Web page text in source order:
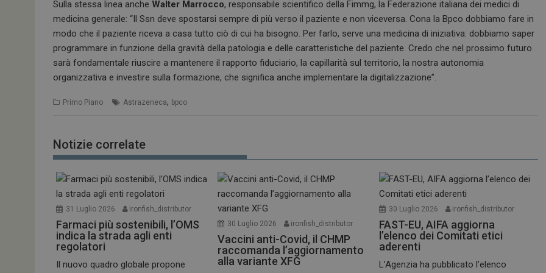
Sulla stessa linea anche Walter Marrocco, responsabile scientifico della Fimmg, la Federazione italiana dei medici di
medicina generale: “Il Ssn deve spostarsi sempre di più verso il paziente e non viceversa. Cona la Bpco dobbiamo fare in
modo che il paziente riceva a casa tutto ciò di cui ha bisogno. Per farlo, serve una medicina di iniziativa: dobbiamo saper
programmare in funzione della gravità della patologia e delle caratteristiche del paziente. Credo che nel prossimo futuro
sarà fondamentale riuscire a mantenere il rapporto fiduciario, la capillarità sul territorio, la nostra autonomia
organizzativa e investire sulla formazione, che significa anche implementare la digitalizzazione”.
Primo Piano Astrazeneca, bpco
Notizie correlate
31 Luglio 2026 ironfish_distributor
Farmaci più sostenibili, l’OMS
indica la strada agli enti
regolatori
Il nuovo quadro globale propone
30 Luglio 2026 ironfish_distributor
Vaccini anti-Covid, il CHMP
raccomanda l’aggiornamento
alla variante XFG
30 Luglio 2026 ironfish_distributor
FAST-EU, AIFA aggiorna
l’elenco dei Comitati etici
aderenti
L’Agenzia ha pubblicato l’elenco
navigazione del visitatore siano
stesso server nel cluster.
PHPSESSID
PHP.net
www.dailyhealthindustry.it
Sessione
Cookie generato da applicazioni
mantenere le variabili di sessione
un numero generato in modo
viene utilizzato può essere specifico
buon esempio è mantenere uno stato
della pagina del visitatore vengano
.dailyhealthindustry.it
1 anno 1
mese
Questo cookie viene utilizzato da
mantenere lo stato della sessione.
ironfish-tracking-
settimane
2 giorni
Questo cookie è impostato
il sistema di tracking anonimo.
CookieScriptConsent
CookieScript
www.dailyhealthindustry.it
5 mesi 3
cookie dei visitatori. È necessario che